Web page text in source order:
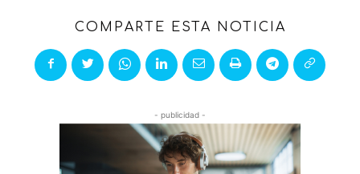
COMPARTE ESTA NOTICIA
- publicidad -